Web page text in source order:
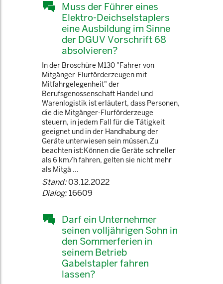
Muss der Führer eines
Elektro-Deichselstaplers
eine Ausbildung im Sinne
der DGUV Vorschrift 68
absolvieren?
In der Broschüre M130 "Fahrer von
Mitgänger-Flurförderzeugen mit
Mitfahrgelegenheit" der
Berufsgenossenschaft Handel und
Warenlogistik ist erläutert, dass Personen,
die die Mitgänger-Flurförderzeuge
steuern, in jedem Fall für die Tätigkeit
geeignet und in der Handhabung der
Geräte unterwiesen sein müssen.Zu
beachten ist:Können die Geräte schneller
als 6 km/h fahren, gelten sie nicht mehr
als Mitgä ...
Stand:03.12.2022
Dialog:16609
Darf ein Unternehmer
seinen volljährigen Sohn in
den Sommerferien in
seinem Betrieb
Gabelstapler fahren
lassen?